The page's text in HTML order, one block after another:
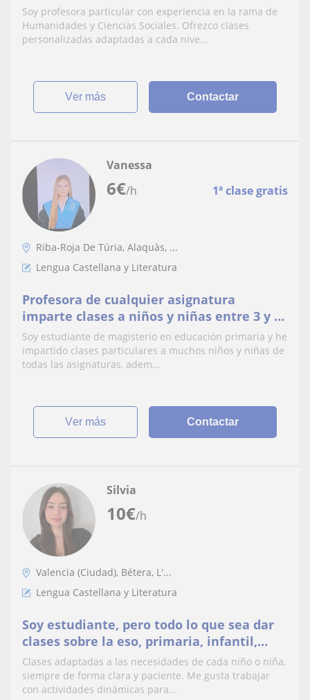
Soy profesora particular con experiencia en la rama de
Humanidades y Ciencias Sociales. Ofrezco clases
personalizadas adaptadas a cada nive...
ver más Contactar
6€/h 1ª clase gratis
Vanessa
Riba-Roja De Túria, Alaquàs, ...
Lengua Castellana y Literatura
Profesora de cualquier asignatura
imparte clases a niños y niñas entre 3 y 12
años
Soy estudiante de magisterio en educación primaria y he
impartido clases particulares a muchos niños y niñas de
todas las asignaturas, adem...
ver más Contactar
10€/h
Silvia
Valencia (Ciudad), Bétera, L'...
Lengua Castellana y Literatura
Soy estudiante, pero todo lo que sea dar
clases sobre la eso, primaria, infantil,
guardería… Estoy totalmente capacitada.
Clases adaptadas a las necesidades de cada niño o niña,
siempre de forma clara y paciente. Me gusta trabajar
con actividades dinámicas para...